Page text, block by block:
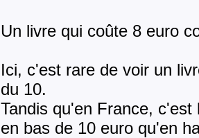
Un livre qui coûte 8 euro
Ici, c'est rare de voir un
du 10.
Tandis qu'en France,
en bas de 10 euro qu'en